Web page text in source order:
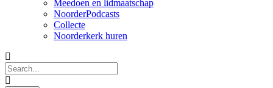
Meedoen en lidmaatschap
NoorderPodcasts
Collecte
Noorderkerk huren